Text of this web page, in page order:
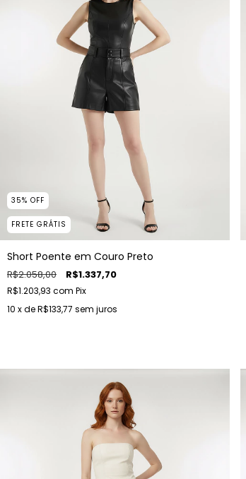
35% OFF
FRETE GRÁTIS
Short Poente em Couro Preto
R$2.058,00 R$1.337,70
R$1.203,93 com Pix
10 x deR$133,77 sem juros